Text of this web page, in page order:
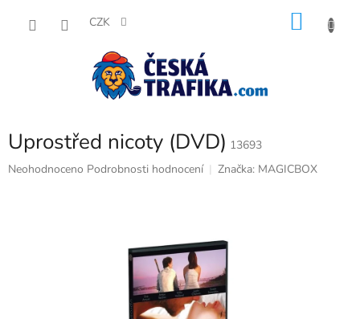
CZK
Uprostřed nicoty (DVD) 13693
Průměrné
Neohodnoceno Podrobnosti hodnocení Značka: MAGICBOX